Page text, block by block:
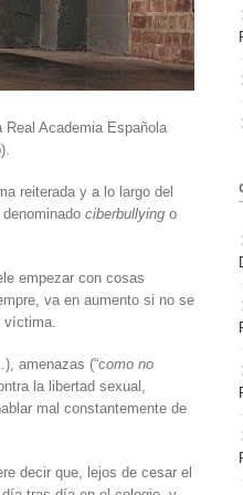
Academia Española
reiterada y a lo largo del
ciberbullying o
empezar con cosas
va en aumento si no se
víctima.
amenazas (“como no
la libertad sexual,
mal constantemente de
decir que, lejos de cesar el